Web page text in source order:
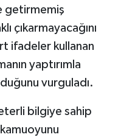
getirmemiş
çıkarmayacağını
ifadeler kullanan
yaptırımla
vurguladı.
bilgiye sahip